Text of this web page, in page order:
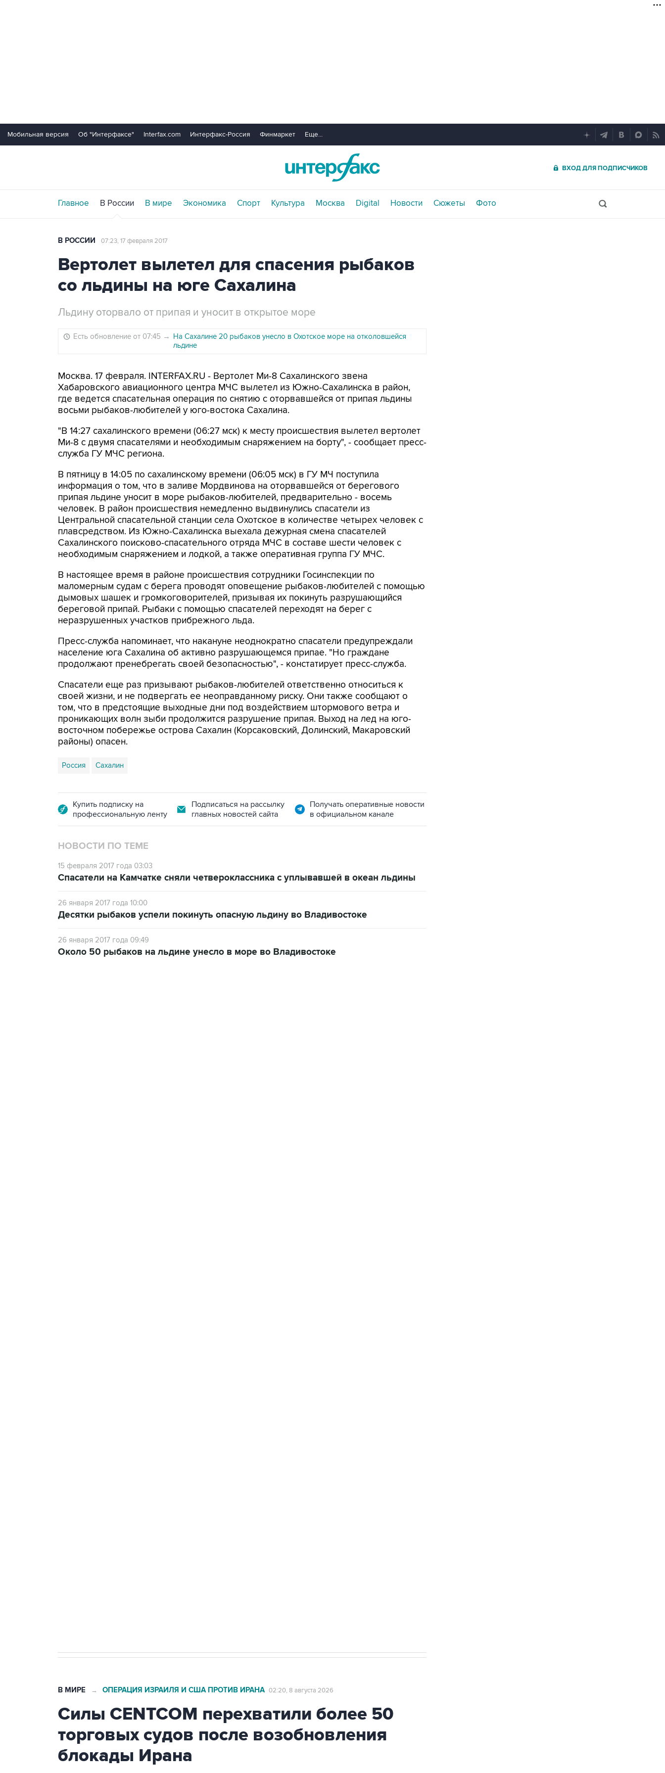
Мобильная версия Об "Интерфаксе" Interfax.com Интерфакс-Россия Финмаркет Еще...
ВХОД ДЛЯ ПОДПИСЧИКОВ
Главное В России В мире Экономика Спорт Культура Москва Digital Новости Сюжеты Фото
В РОССИИ 07:23, 17 февраля 2017
Вертолет вылетел для спасения рыбаков
со льдины на юге Сахалина
Льдину оторвало от припая и уносит в открытое море
Есть обновление от 07:45 → На Сахалине 20 рыбаков унесло в Охотское море на отколовшейся
льдине
Москва. 17 февраля. INTERFAX.RU - Вертолет Ми-8 Сахалинского звена
Хабаровского авиационного центра МЧС вылетел из Южно-Сахалинска в район,
где ведется спасательная операция по снятию с оторвавшейся от припая льдины
восьми рыбаков-любителей у юго-востока Сахалина.
"В 14:27 сахалинского времени (06:27 мск) к месту происшествия вылетел вертолет
Ми-8 с двумя спасателями и необходимым снаряжением на борту", - сообщает пресс-
служба ГУ МЧС региона.
В пятницу в 14:05 по сахалинскому времени (06:05 мск) в ГУ МЧ поступила
информация о том, что в заливе Мордвинова на оторвавшейся от берегового
припая льдине уносит в море рыбаков-любителей, предварительно - восемь
человек. В район происшествия немедленно выдвинулись спасатели из
Центральной спасательной станции села Охотское в количестве четырех человек с
плавсредством. Из Южно-Сахалинска выехала дежурная смена спасателей
Сахалинского поисково-спасательного отряда МЧС в составе шести человек с
необходимым снаряжением и лодкой, а также оперативная группа ГУ МЧС.
В настоящее время в районе происшествия сотрудники Госинспекции по
маломерным судам с берега проводят оповещение рыбаков-любителей с помощью
дымовых шашек и громкоговорителей, призывая их покинуть разрушающийся
береговой припай. Рыбаки с помощью спасателей переходят на берег с
неразрушенных участков прибрежного льда.
Пресс-служба напоминает, что накануне неоднократно спасатели предупреждали
население юга Сахалина об активно разрушающемся припае. "Но граждане
продолжают пренебрегать своей безопасностью", - констатирует пресс-служба.
Спасатели еще раз призывают рыбаков-любителей ответственно относиться к
своей жизни, и не подвергать ее неоправданному риску. Они также сообщают о
том, что в предстоящие выходные дни под воздействием штормового ветра и
проникающих волн зыби продолжится разрушение припая. Выход на лед на юго-
восточном побережье острова Сахалин (Корсаковский, Долинский, Макаровский
районы) опасен.
Россия Сахалин
Купить подписку на
профессиональную ленту
Подписаться на рассылку
главных новостей сайта
Получать оперативные новости
в официальном канале
НОВОСТИ ПО ТЕМЕ
15 февраля 2017 года 03:03
Спасатели на Камчатке сняли четвероклассника с уплывавшей в океан льдины
26 января 2017 года 10:00
Десятки рыбаков успели покинуть опасную льдину во Владивостоке
26 января 2017 года 09:49
Около 50 рыбаков на льдине унесло в море во Владивостоке
В МИРЕ → ОПЕРАЦИЯ ИЗРАИЛЯ И США ПРОТИВ ИРАНА 02:20, 8 августа 2026
Силы CENTCOM перехватили более 50
торговых судов после возобновления
блокады Ирана